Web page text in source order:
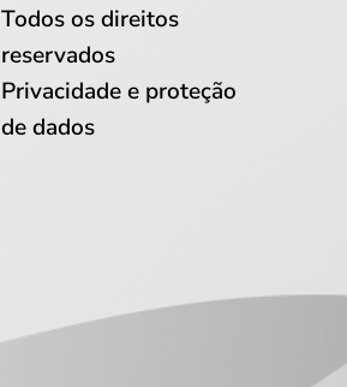
Todos os direitos
reservados
Privacidade e proteção
de dados